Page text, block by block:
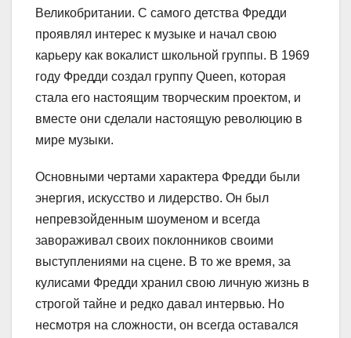
Великобритании. С самого детства Фредди
проявлял интерес к музыке и начал свою
карьеру как вокалист школьной группы. В 1969
году Фредди создал группу Queen, которая
стала его настоящим творческим проектом, и
вместе они сделали настоящую революцию в
мире музыки.
Основными чертами характера Фредди были
энергия, искусство и лидерство. Он был
непревзойденным шоуменом и всегда
завораживал своих поклонников своими
выступлениями на сцене. В то же время, за
кулисами Фредди хранил свою личную жизнь в
строгой тайне и редко давал интервью. Но
несмотря на сложности, он всегда оставался